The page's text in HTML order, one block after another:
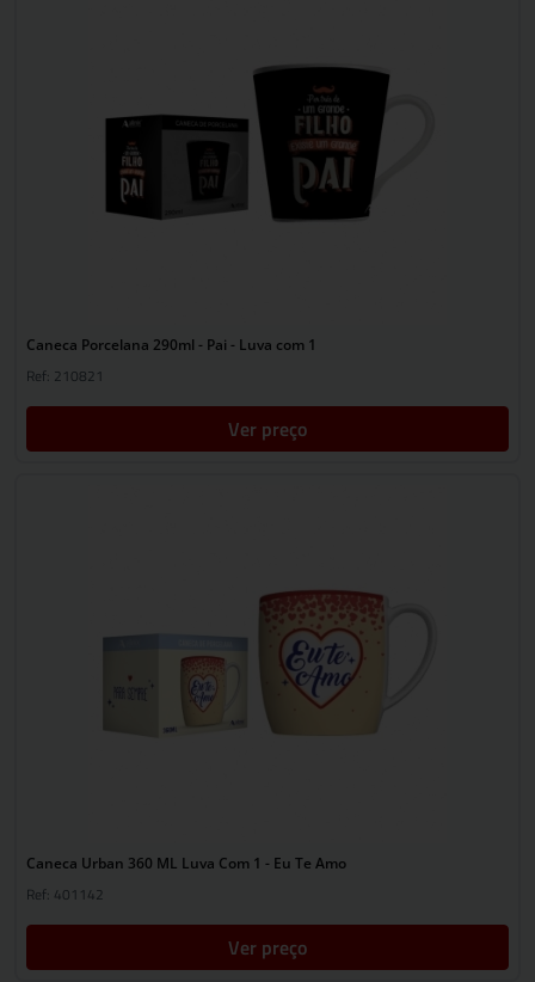
Caneca Porcelana 290ml - Pai - Luva com 1
Ref: 210821
Ver preço
Caneca Urban 360 ML Luva Com 1 - Eu Te Amo
Ref: 401142
Ver preço